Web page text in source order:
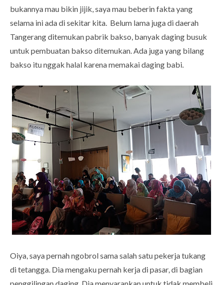
bukannya mau bikin jijik, saya mau beberin fakta yang
selama ini ada di sekitar kita. Belum lama juga di daerah
Tangerang ditemukan pabrik bakso, banyak daging busuk
untuk pembuatan bakso ditemukan. Ada juga yang bilang
bakso itu nggak halal karena memakai daging babi.
Oiya, saya pernah ngobrol sama salah satu pekerja tukang
di tetangga. Dia mengaku pernah kerja di pasar, di bagian